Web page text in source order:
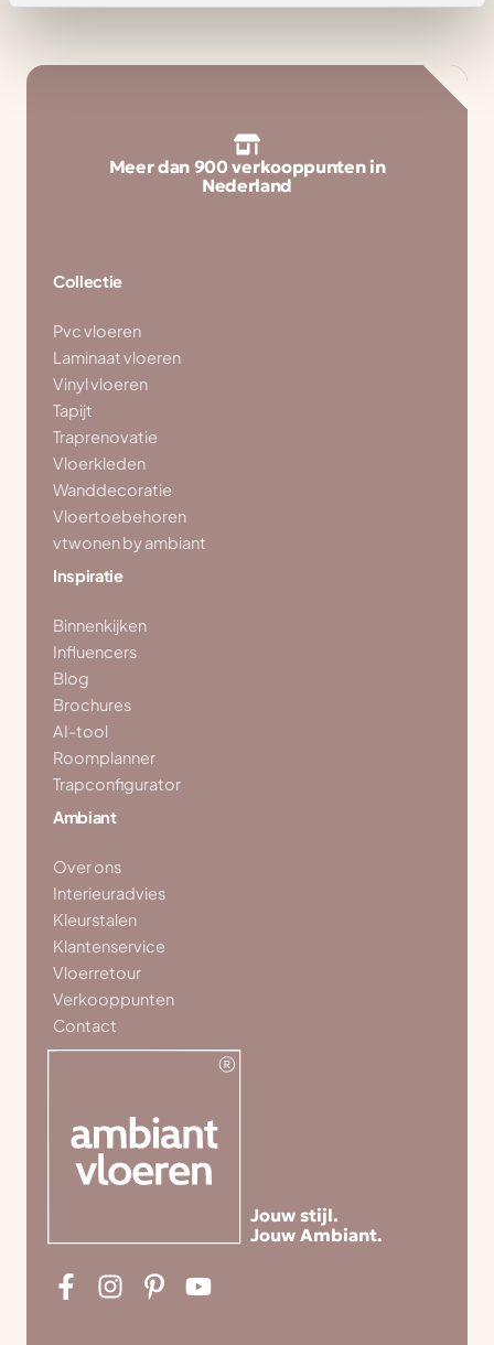
Meer dan 900 verkooppunten in
Nederland
Collectie
Pvc vloeren
Laminaat vloeren
Vinyl vloeren
Tapijt
Traprenovatie
Vloerkleden
Wanddecoratie
Vloertoebehoren
vtwonen by ambiant
Inspiratie
Binnenkijken
Influencers
Blog
Brochures
AI-tool
Roomplanner
Trapconfigurator
Ambiant
Over ons
Interieuradvies
Kleurstalen
Klantenservice
Vloerretour
Verkooppunten
Contact
Jouw stijl.
Jouw Ambiant.